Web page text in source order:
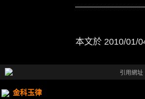
本文於 2010/01/
引用網
金科玉律